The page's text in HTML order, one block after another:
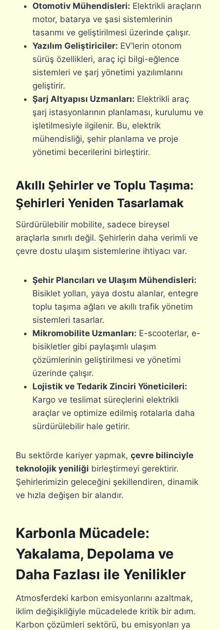
Otomotiv Mühendisleri: Elektrikli araçların
motor, batarya ve şasi sistemlerinin
tasarımı ve geliştirilmesi üzerinde çalışır.
Yazılım Geliştiriciler: EV’lerin otonom
sürüş özellikleri, araç içi bilgi-eğlence
sistemleri ve şarj yönetimi yazılımlarını
geliştirir.
Şarj Altyapısı Uzmanları: Elektrikli araç
şarj istasyonlarının planlaması, kurulumu ve
işletilmesiyle ilgilenir. Bu, elektrik
mühendisliği, şehir planlama ve proje
yönetimi becerilerini birleştirir.
Akıllı Şehirler ve Toplu Taşıma:
Şehirleri Yeniden Tasarlamak
Sürdürülebilir mobilite, sadece bireysel
araçlarla sınırlı değil. Şehirlerin daha verimli ve
çevre dostu ulaşım sistemlerine ihtiyacı var.
Şehir Plancıları ve Ulaşım Mühendisleri:
Bisiklet yolları, yaya dostu alanlar, entegre
toplu taşıma ağları ve akıllı trafik yönetim
sistemleri tasarlar.
Mikromobilite Uzmanları: E-scooterlar, e-
bisikletler gibi paylaşımlı ulaşım
çözümlerinin geliştirilmesi ve yönetimi
üzerinde çalışır.
Lojistik ve Tedarik Zinciri Yöneticileri:
Kargo ve teslimat süreçlerini elektrikli
araçlar ve optimize edilmiş rotalarla daha
sürdürülebilir hale getirir.
Bu sektörde kariyer yapmak, çevre bilinciyle
teknolojik yeniliği birleştirmeyi gerektirir.
Şehirlerimizin geleceğini şekillendiren, dinamik
ve hızla değişen bir alandır.
Karbonla Mücadele:
Yakalama, Depolama ve
Daha Fazlası ile Yenilikler
Atmosferdeki karbon emisyonlarını azaltmak,
iklim değişikliğiyle mücadelede kritik bir adım.
Karbon çözümleri sektörü, bu emisyonları ya